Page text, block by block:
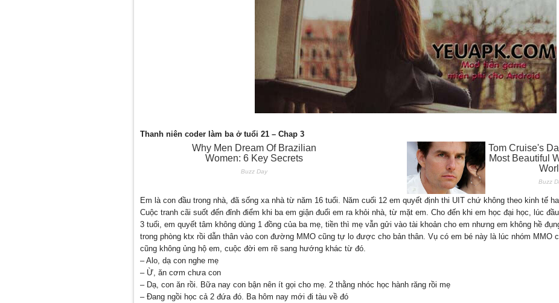
Thanh niên coder làm ba ở tuổi 21 – Chap 3
Em là con đầu trong nhà, đã sống xa nhà từ năm 16 tuổi. Năm cuối 12 em quyết định thi UIT chứ không theo kinh tế
Cuộc tranh cãi suốt đến đỉnh điểm khi ba em giận đuổi em ra khỏi nhà, từ mặt em. Cho đến khi em học đại học, lúc
3 tuổi, em quyết tâm không dùng 1 đồng của ba mẹ, tiền thì mẹ vẫn gửi vào tài khoản cho em nhưng em không hề
trong phòng ktx rồi dẫn thân vào con đường MMO cũng tự lo được cho bản thân. Vụ có em bé này là lúc nhóm MMO
cũng không ủng hộ em, cuộc đời em rẽ sang hướng khác từ đó.
– Alo, dạ con nghe mẹ
– Ừ, ăn cơm chưa con
– Dạ, con ăn rồi. Bữa nay con bận nên ít gọi cho mẹ. 2 thằng nhóc học hành răng rồi mẹ
– Đang ngồi học cả 2 đứa đó. Ba hôm nay mới đi tàu về đó